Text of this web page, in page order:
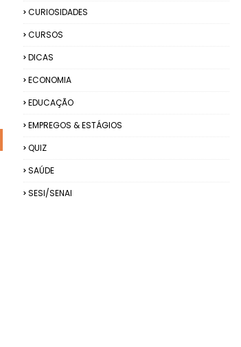
CURIOSIDADES
CURSOS
DICAS
ECONOMIA
EDUCAÇÃO
EMPREGOS & ESTÁGIOS
QUIZ
SAÚDE
SESI/SENAI